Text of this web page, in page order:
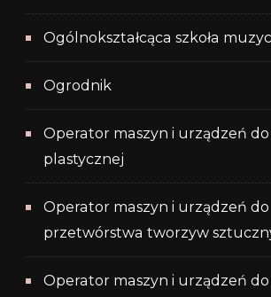
Ogólnokształcąca szkoła
Ogrodnik
Operator maszyn i urządzeń
plastycznej
Operator maszyn i urządzeń do
przetwórstwa tworzyw
Operator maszyn i urządzeń